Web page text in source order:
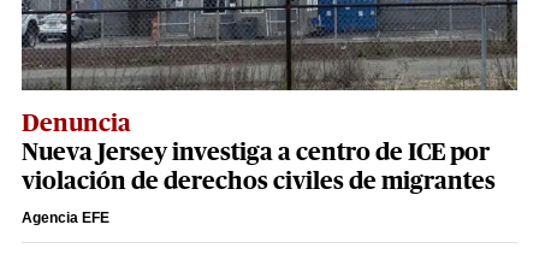
Denuncia
Nueva Jersey investiga a centro de ICE por
violación de derechos civiles de migrantes
Agencia EFE